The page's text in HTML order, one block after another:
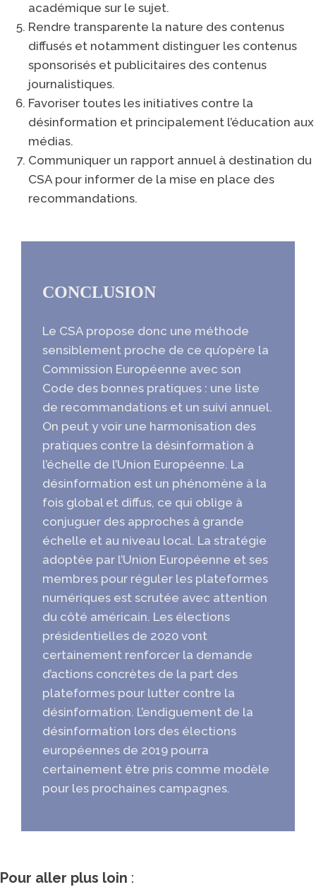
académique sur le sujet.
Rendre transparente la nature des contenus
diffusés et notamment distinguer les contenus
sponsorisés et publicitaires des contenus
journalistiques.
Favoriser toutes les initiatives contre la
désinformation et principalement l’éducation aux
médias.
Communiquer un rapport annuel à destination du
CSA pour informer de la mise en place des
recommandations.
CONCLUSION
Le CSA propose donc une méthode
sensiblement proche de ce qu’opère la
Commission Européenne avec son
Code des bonnes pratiques : une liste
de recommandations et un suivi annuel.
On peut y voir une harmonisation des
pratiques contre la désinformation à
l’échelle de l’Union Européenne. La
désinformation est un phénomène à la
fois global et diffus, ce qui oblige à
conjuguer des approches à grande
échelle et au niveau local. La stratégie
adoptée par l’Union Européenne et ses
membres pour réguler les plateformes
numériques est scrutée avec attention
du côté américain. Les élections
présidentielles de 2020 vont
certainement renforcer la demande
d’actions concrètes de la part des
plateformes pour lutter contre la
désinformation. L’endiguement de la
désinformation lors des élections
européennes de 2019 pourra
certainement être pris comme modèle
pour les prochaines campagnes.
Pour aller plus loin :